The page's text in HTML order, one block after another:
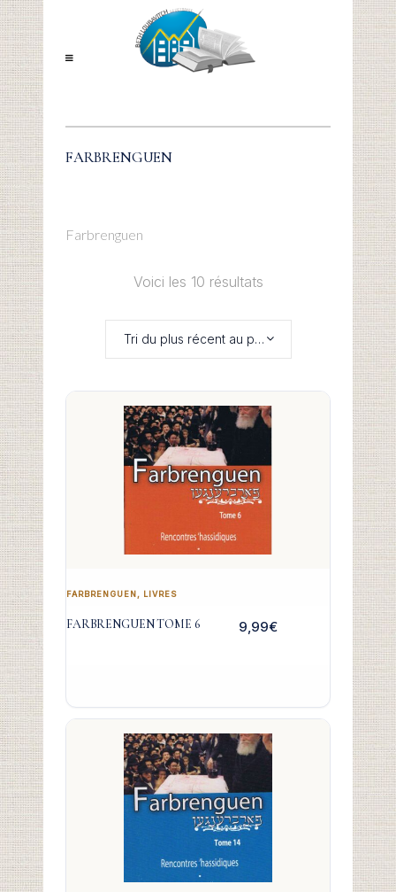
FARBRENGUEN
Farbrenguen
Voici les 10 résultats
Tri du plus récent au plus ancien
FARBRENGUEN, LIVRES
FARBRENGUEN TOME 6 9,99€